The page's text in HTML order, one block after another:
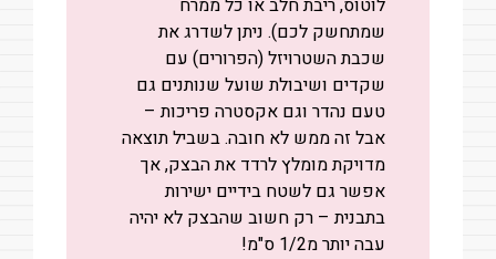
לוטוס, ריבת חלב או כל ממרח
שמתחשק לכם). ניתן לשדרג את
שכבת השטרויזל (הפרורים) עם
שקדים ושיבולת שועל שנותנים גם
טעם נהדר וגם אקסטרה פריכות –
אבל זה ממש לא חובה. בשביל תוצאה
מדויקת מומלץ לרדד את הבצק, אך
אפשר גם לשטח בידיים ישירות
בתבנית – רק חשוב שהבצק לא יהיה
עבה יותר מ1/2 ס"מ!